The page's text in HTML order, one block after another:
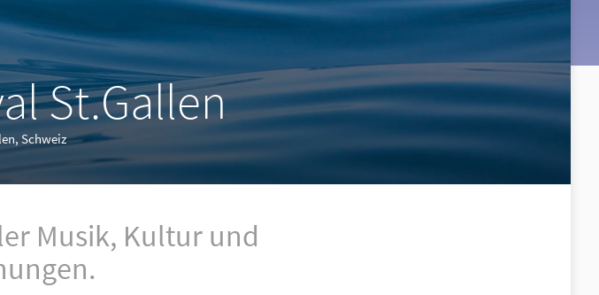
St.Gallen
Schweiz
Musik, Kultur und